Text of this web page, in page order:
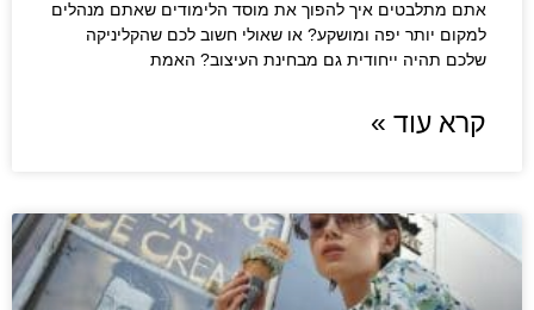
אתם מתלבטים איך להפוך את מוסד הלימודים שאתם מנהלים
למקום יותר יפה ומושקע? או שאולי חשוב לכם שהקליניקה
שלכם תהיה ייחודית גם מבחינת העיצוב? האמת
קרא עוד »